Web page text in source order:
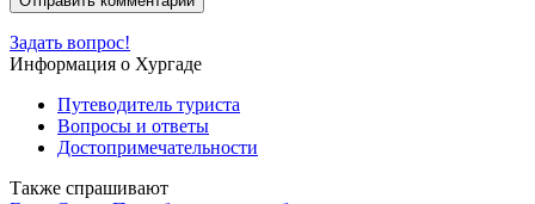
Задать вопрос!
Информация о Хургаде
Путеводитель туриста
Вопросы и ответы
Достопримечательности
Также спрашивают